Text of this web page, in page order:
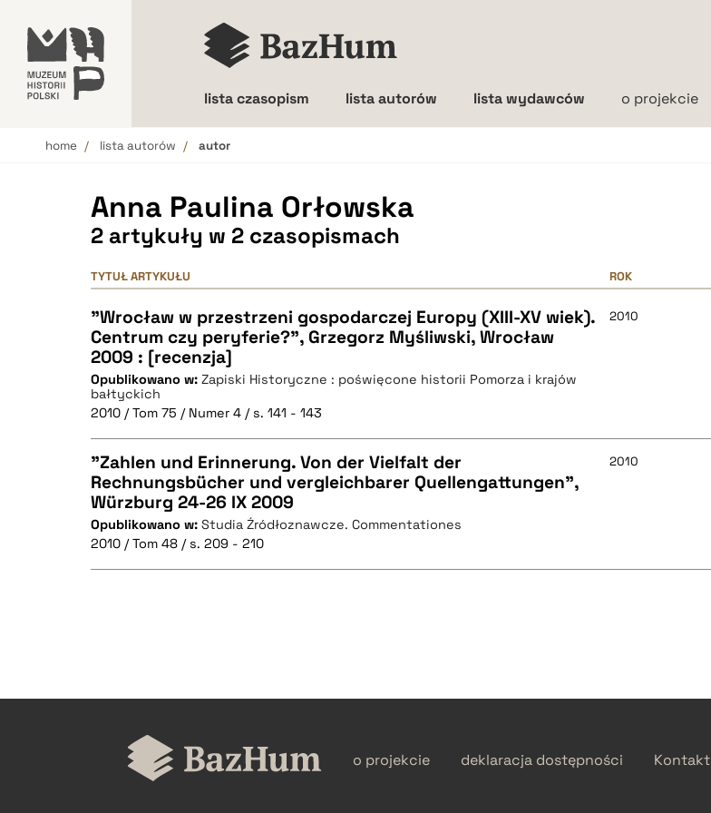
lista czasopism lista autorów lista wydawców o projekcie
home lista autorów autor
Anna Paulina Orłowska
2 artykuły w 2 czasopismach
TYTUŁ ARTYKUŁU ROK
"Wrocław w przestrzeni gospodarczej Europy (XIII-XV wiek).
Centrum czy peryferie?", Grzegorz Myśliwski, Wrocław
2009 : [recenzja]
Opublikowano w: Zapiski Historyczne : poświęcone historii Pomorza i krajów
bałtyckich
2010 / Tom 75 / Numer 4 / s. 141 - 143
2010
CZYSTY TEKST
"Zahlen und Erinnerung. Von der Vielfalt der
Rechnungsbücher und vergleichbarer Quellengattungen",
Würzburg 24-26 IX 2009
Opublikowano w: Studia Źródłoznawcze. Commentationes
2010 / Tom 48 / s. 209 - 210
2010
BIBTEX
o projekcie deklaracja dostępności Kontakt